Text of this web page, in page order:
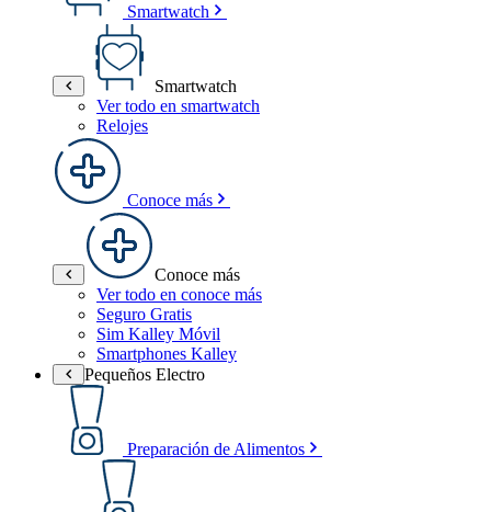
Smartwatch
Smartwatch
Ver todo en smartwatch
Relojes
Conoce más
Conoce más
Ver todo en conoce más
Seguro Gratis
Sim Kalley Móvil
Smartphones Kalley
Pequeños Electro
Preparación de Alimentos